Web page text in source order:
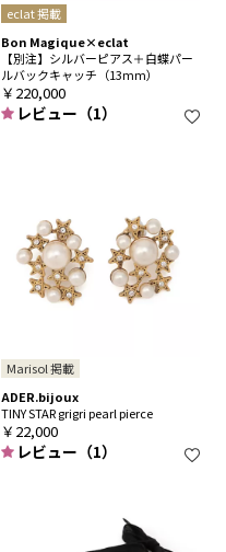
eclat 掲載
Bon Magique×eclat
【別注】シルバーピアス＋白蝶パー
ルバックキャッチ（13mm）
￥220,000
レビュー（1）
Marisol 掲載
ADER.bijoux
TINY STAR grigri pearl pierce
￥22,000
レビュー（1）